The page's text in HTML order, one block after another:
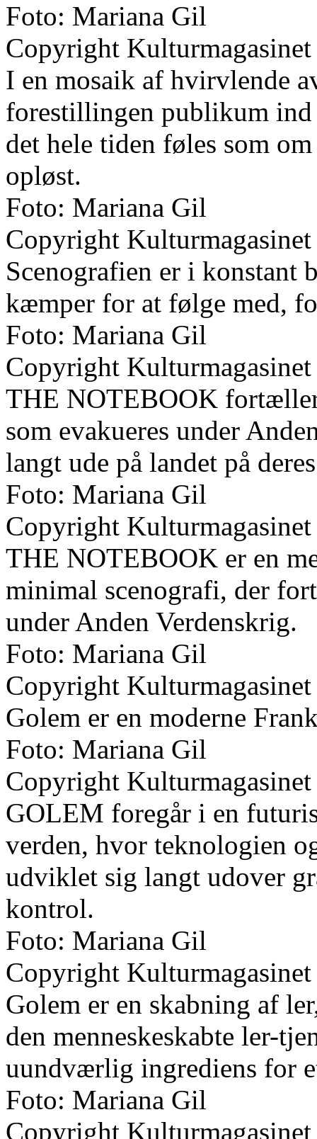
Foto: Mariana Gil
Copyright
I en mosaik af hvirvlende
forestillingen publikum
det hele tiden føles som
opløst.
Foto: Mariana Gil
Copyright
Scenografien er i konstant
kæmper for at følge med,
Foto: Mariana Gil
Copyright
THE NOTEBOOK
som evakueres under
langt ude på landet på
Foto: Mariana Gil
Copyright
THE NOTEBOOK er en
minimal scenografi, der
under Anden Verdenskrig.
Foto: Mariana Gil
Copyright
Golem er en moderne
Foto: Mariana Gil
Copyright
GOLEM foregår i en
verden, hvor teknologien
udviklet sig langt udover
kontrol.
Foto: Mariana Gil
Copyright
Golem er en skabning af
den menneskeskabte ler-
uundværlig ingrediens for
Foto: Mariana Gil
Copyright